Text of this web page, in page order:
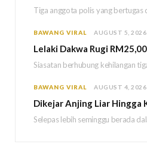
BAWANG VIRAL AUGUST 5, 2026
BAWANG VIRAL AUGUST 4, 2026